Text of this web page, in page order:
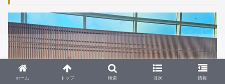
ホーム トップ 検索 目次 情報